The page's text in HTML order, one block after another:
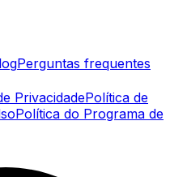
Perguntas frequentes
PrivacidadePolítica de
Política do Programa de